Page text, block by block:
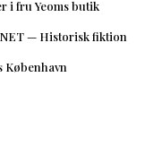
i fru Yeoms butik
— Historisk fiktion